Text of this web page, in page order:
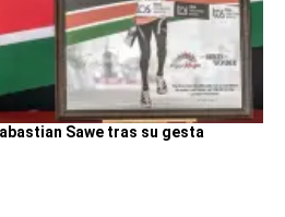
Sawe tras su gesta